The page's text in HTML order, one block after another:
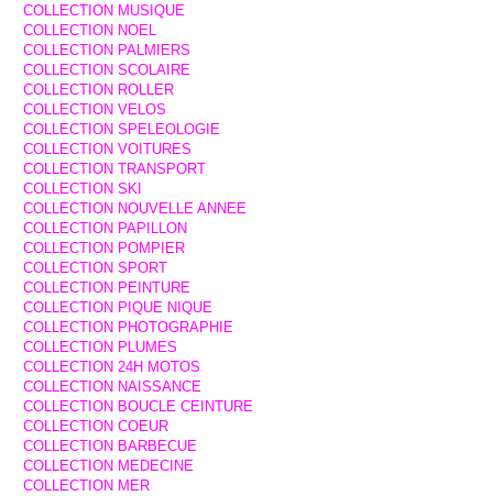
COLLECTION MUSIQUE
COLLECTION NOEL
COLLECTION PALMIERS
COLLECTION SCOLAIRE
COLLECTION ROLLER
COLLECTION VELOS
COLLECTION SPELEOLOGIE
COLLECTION VOITURES
COLLECTION TRANSPORT
COLLECTION SKI
COLLECTION NOUVELLE ANNEE
COLLECTION PAPILLON
COLLECTION POMPIER
COLLECTION SPORT
COLLECTION PEINTURE
COLLECTION PIQUE NIQUE
COLLECTION PHOTOGRAPHIE
COLLECTION PLUMES
COLLECTION 24H MOTOS
COLLECTION NAISSANCE
COLLECTION BOUCLE CEINTURE
COLLECTION COEUR
COLLECTION BARBECUE
COLLECTION MEDECINE
COLLECTION MER